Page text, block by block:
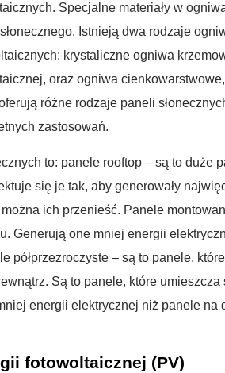
Specjalne materiały w
Istnieją dwa rodzaje
krystaliczne ogniwa
oraz ogniwa
różne rodzaje paneli
zastosowań.
to: panele rooftop – są to duże
się je tak, aby generowały
ich przenieść. Panele
Generują one mniej energii
półprzezroczyste – są to panele,
Są to panele, które umieszcza
energii elektrycznej niż panele na
fotowoltaicznej (PV)